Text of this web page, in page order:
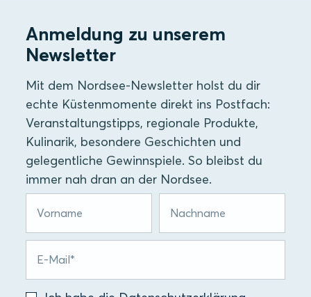
Anmeldung zu unserem
Newsletter
Mit dem Nordsee-Newsletter holst du dir
echte Küstenmomente direkt ins Postfach:
Veranstaltungstipps, regionale Produkte,
Kulinarik, besondere Geschichten und
gelegentliche Gewinnspiele. So bleibst du
immer nah dran an der Nordsee.